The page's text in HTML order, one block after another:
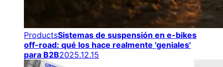
ProductsSistemas de suspensión en e-bikes
off-road: qué los hace realmente 'geniales'
para B2B2025.12.15